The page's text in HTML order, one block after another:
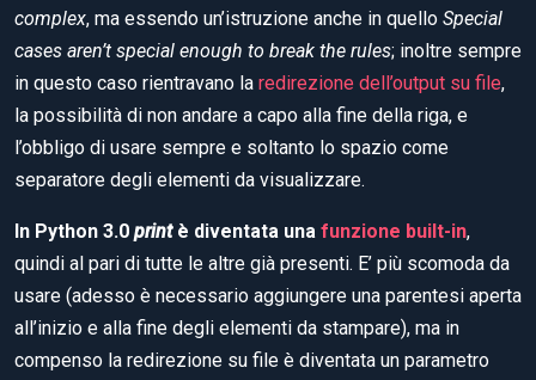
complex, ma essendo un’istruzione anche in quello Special
cases aren’t special enough to break the rules; inoltre sempre
in questo caso rientravano la redirezione dell’output su file,
la possibilità di non andare a capo alla fine della riga, e
l’obbligo di usare sempre e soltanto lo spazio come
separatore degli elementi da visualizzare.
In Python 3.0 printè diventata una funzione built-in,
quindi al pari di tutte le altre già presenti. E’ più scomoda da
usare (adesso è necessario aggiungere una parentesi aperta
all’inizio e alla fine degli elementi da stampare), ma in
compenso la redirezione su file è diventata un parametro